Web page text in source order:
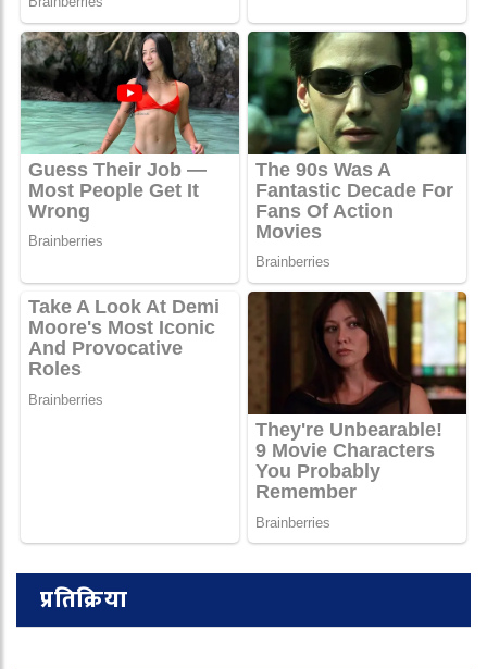
प्रतिक्रिया